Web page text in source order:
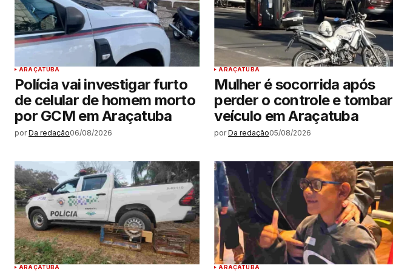
ARAÇATUBA
Polícia vai investigar furto
de celular de homem morto
por GCM em Araçatuba
por Da redação06/08/2026
ARAÇATUBA
Mulher é socorrida após
perder o controle e tombar
veículo em Araçatuba
por Da redação05/08/2026
ARAÇATUBA ARAÇATUBA